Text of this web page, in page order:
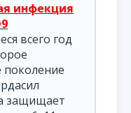
инфекция
всего год
поколение
защищает